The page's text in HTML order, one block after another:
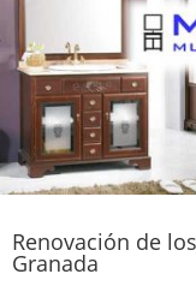
Renovación de
Granada